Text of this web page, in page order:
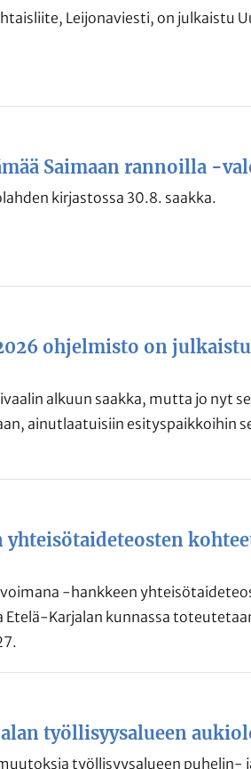
Leijonaviesti, on julkaistu
Saimaan rannoilla -
kirjastossa 30.8. saakka.
ohjelmisto on
alkuun saakka, mutta jo nyt
ainutlaatuisiin
yhteisötaideteosten
-hankkeen
Etelä-Karjalan kunnassa
työllisyysalueen
työllisyysalueen puhelin-